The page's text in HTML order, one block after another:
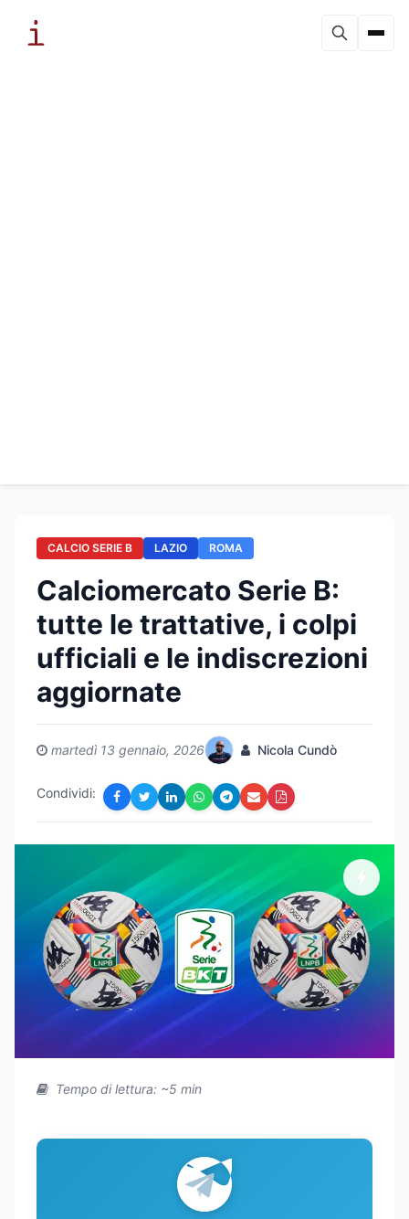
CALCIO SERIE B LAZIO ROMA
Calciomercato Serie B:
tutte le trattative, i colpi
ufficiali e le indiscrezioni
aggiornate
martedì 13 gennaio, 2026 Nicola Cundò
Condividi:
Tempo di lettura: ~5 min